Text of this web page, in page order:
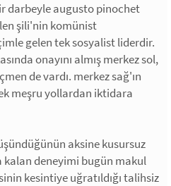
darbeyle augusto pinochet
şili'nin komünist
gelen tek sosyalist liderdir.
onayını almış merkez sol,
de vardı. merkez sağ'ın
meşru yollardan iktidara
aksine kusursuz
kalan deneyimi bugün makul
kesintiye uğratıldığı talihsiz